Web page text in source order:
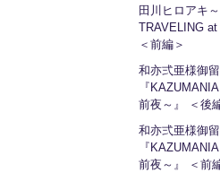
田川ヒロアキ
TRAVELING
＜前編＞
和亦弍亜様御
『
前夜～』 ＜後
和亦弍亜様御
『
前夜～』 ＜前